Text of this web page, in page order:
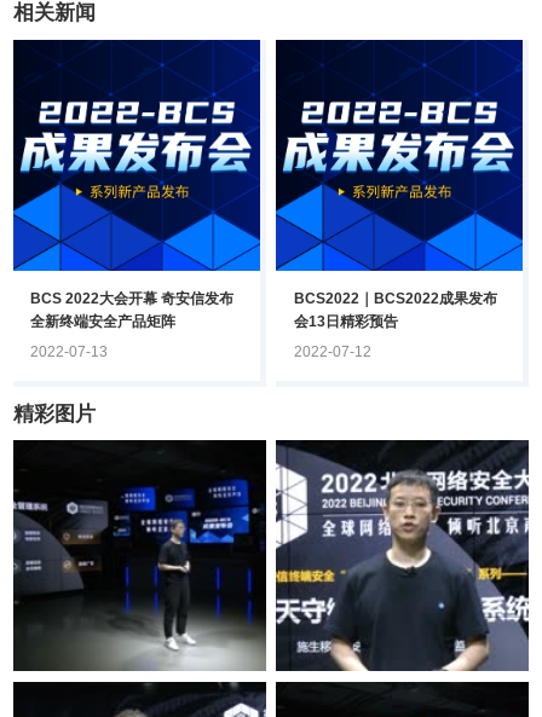
相关新闻
BCS 2022大会开幕 奇安信发布
全新终端安全产品矩阵
2022-07-13
BCS2022｜BCS2022成果发布
会13日精彩预告
2022-07-12
精彩图片